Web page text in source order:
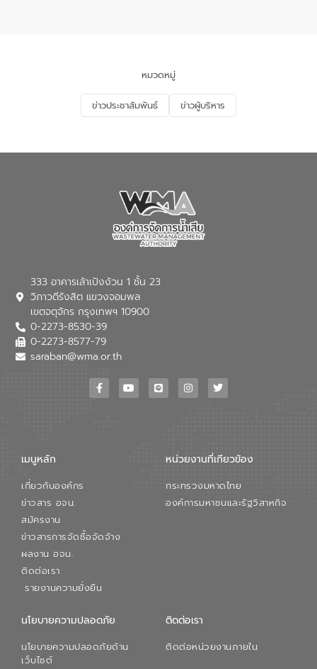
ด้านน้ำของประเทศ และเตรียมความพร้อม
รองรับการเติบโตของเมือง รวมถึงการ
ลงทุนในอุตสาหกรรมแห่งอนาคต ตลอดจน
มุ่งตอบโจทย์ความท้าทายจากวิกฤตการ
ในครั้งนี้เป็นการดึงจุดแข็งและความ
(อจน.) มาผสานกับประสบการณ์และ
เทคโนโลยีโครงข่ายน้ำครบวงจรในพื้นที่ EEC
ของอีสท์ วอเตอร์ เพื่อร่วมกันศึกษา
เทคโนโลยีการปรับปรุงคุณภาพน้ำ (Water
Reuse) และพัฒนารูปแบบการดำเนินงาน
ใช้น้ำที่พุ่งสูงขึ้นจากการขยายตัวของ
การองค์การจัดการน้ำเสีย กล่าวถึงภารกิจ
เพื่อสนับสนุนการพัฒนาเมืองอย่างยั่งยืน
ขณะที่ นายบดินทร์ อุดล กรรมการผู้อำนวย
สมดุลทางเศรษฐกิจและสิ่งแวดล้อมได้อย่าง
ภาคเอกชนในครั้งนี้ นับเป็นก้าวสำคัญของ
องค์การจัดการน้ำเสีย (อจน.) ในการร่วมวาง
หมวดหมู่
ข่าวประชาสัมพันธ์ ข่าวผู้บริหาร
333 อาคารเล้าเป้งง้วน 1 ชั้น 23
วิภาวดีรังสิต แขวงจอมพล
เขตจตุจักร กรุงเทพฯ 10900
0-2273-8530-39
0-2273-8577-79
saraban@wma.or.th
เมนูหลัก
เกี่ยวกับองค์กร
ข่าวสาร อจน.
สมัครงาน
ข่าวสารการจัดซื้อจัดจ้าง
ผลงาน อจน.
ติดต่อเรา
รายงานความยั่งยืน
หน่วยงานที่เกียวข้อง
กระทรวงมหาดไทย
องค์การมหาชนและรัฐวิสาหกิจ
นโยบายความปลอดภัย
นโยบายความปลอดภัยด้าน
เว็บไซต์
ติดต่อเรา
ติดต่อหน่วยงานภายใน